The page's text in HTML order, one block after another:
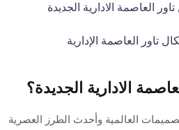
العاصمة الادارية الجديدة
تاور العاصمة الإدارية
الادارية الجديدة؟
العالمية وأحدث الطرز العصرية